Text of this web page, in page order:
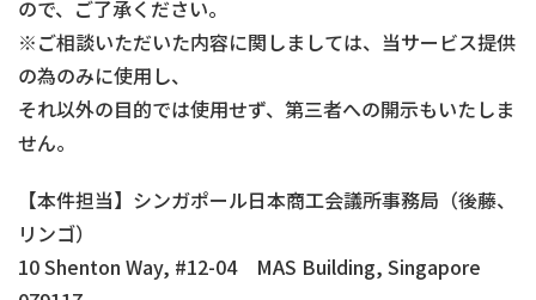
ので、ご了承ください。
※ご相談いただいた内容に関しましては、当サービス提供
の為のみに使用し、
それ以外の目的では使用せず、第三者への開示もいたしま
せん。
【本件担当】シンガポール日本商工会議所事務局（後藤、
リンゴ）
10 Shenton Way, #12-04 MAS Building, Singapore